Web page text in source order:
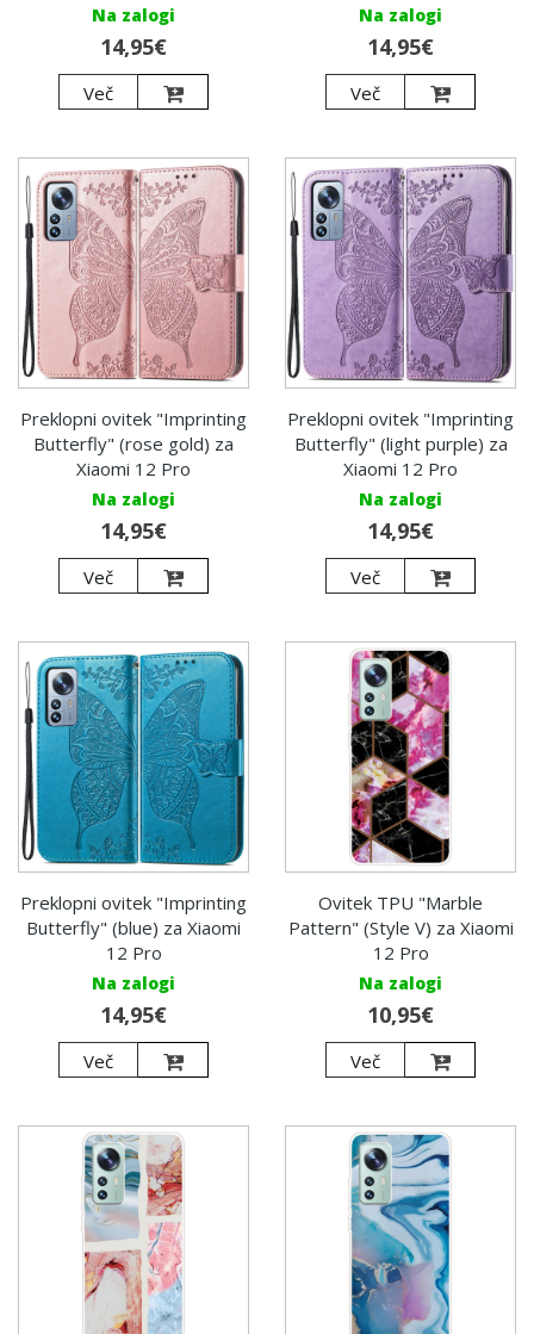
Na zalogi
14,95€
Več
Na zalogi
14,95€
Več
Preklopni ovitek "Imprinting
Butterfly" (rose gold) za
Xiaomi 12 Pro
Na zalogi
14,95€
Več
Preklopni ovitek "Imprinting
Butterfly" (light purple) za
Xiaomi 12 Pro
Na zalogi
14,95€
Več
Preklopni ovitek "Imprinting
Butterfly" (blue) za Xiaomi
12 Pro
Na zalogi
14,95€
Več
Ovitek TPU "Marble
Pattern" (Style V) za Xiaomi
12 Pro
Na zalogi
10,95€
Več